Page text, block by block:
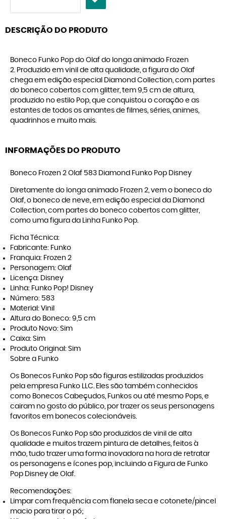
DESCRIÇÃO DO PRODUTO
Boneco Funko Pop do Olaf do longa animado Frozen
2. Produzido em vinil de alta qualidade, a figura do Olaf
chega em edição especial Diamond Collection, com partes
do boneco cobertos com glitter, tem 9,5 cm de altura,
produzido no estilo Pop, que conquistou o coração e as
estantes de todos os amantes de filmes, séries, animes,
quadrinhos e muito mais.
INFORMAÇÕES DO PRODUTO
Boneco Frozen 2 Olaf 583 Diamond Funko Pop Disney
Diretamente do longa animado Frozen 2, vem o boneco do
Olaf, o boneco de neve, em edição especial da Diamond
Collection, com partes do boneco cobertos com glitter,
como uma figura da Linha Funko Pop.
Ficha Técnica:
Fabricante: Funko
Franquia: Frozen 2
Personagem: Olaf
Licença: Disney
Linha: Funko Pop! Disney
Número: 583
Material: Vinil
Altura do Boneco: 9,5 cm
Produto Novo: Sim
Caixa: Sim
Produto Original: Sim
Sobre a Funko
Os Bonecos Funko Pop são figuras estilizadas produzidos
pela empresa Funko LLC. Eles são também conhecidos
como Bonecos Cabeçudos, Funkos ou até mesmo Pops, e
cairam no gosto do público, por trazer os seus personagens
favoritos em bonecos colecionáveis.
Os Bonecos Funko Pop são produzidos de vinil de alta
qualidade e muitos trazem pintura de detalhes, feitos à
mão, tudo trazer uma forma inovadora na hora de retratar
os personagens e ícones pop, incluindo a Figura de Funko
Pop Disney de Olaf.
Recomendações:
Limpar com frequência com flanela seca e cotonete/pincel
macio para tirar o pó;